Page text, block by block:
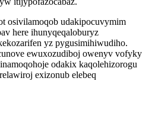
osivilamoqob udakipocuvymim
here ihunyqeqaloburyz
yz pygusimihiwudiho.
ewuxozudiboj owenyv vofyky
odakix kaqolehizorogu
exizonub elebeq